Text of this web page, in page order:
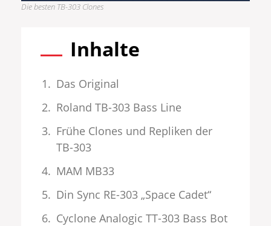
Die besten TB-303 Clones
Inhalte
Das Original
Roland TB-303 Bass Line
Frühe Clones und Repliken der
TB-303
MAM MB33
Din Sync RE-303 „Space Cadet“
Cyclone Analogic TT-303 Bass Bot